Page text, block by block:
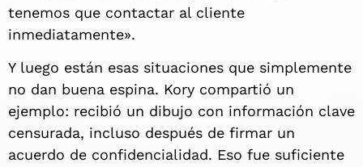
tenemos que contactar al cliente
inmediatamente».
Y luego están esas situaciones que simplemente
no dan buena espina. Kory compartió un
ejemplo: recibió un dibujo con información clave
censurada, incluso después de firmar un
acuerdo de confidencialidad. Eso fue suficiente